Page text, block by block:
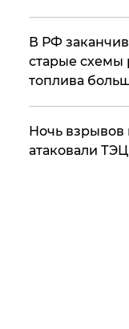
​В РФ
старые схемы
топлива
​Ночь взрывов
атаковали